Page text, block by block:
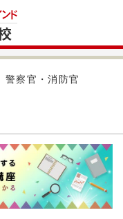
警察官・消防官